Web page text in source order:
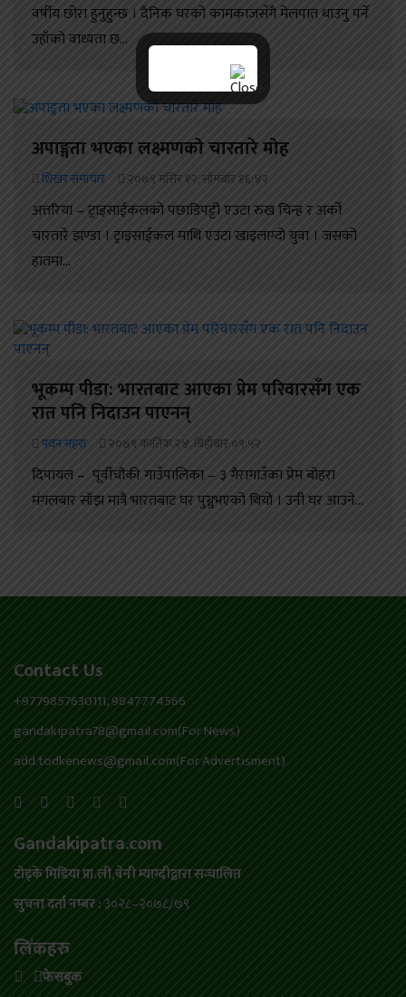
वर्षीय छोरा हुनुहुन्छ । दैनिक घरको कामकाजसँगै मेलपात धाउनु पर्ने
उहाँको वाध्यता छ...
अपाङ्गता भएका लक्ष्मणको चारतारे मोह
शिखर समाचार २०७९ मंसिर १२, सोमबार १६:४२
अत्तरिया – ट्राइसाईकलको पछाडिपट्टी एउटा रुख चिन्ह र अर्को
चारतारे झण्डा । ट्राइसाईकल माथि एउटा खाइलाग्दो युवा । जसको
हातमा...
भूकम्प पीडा: भारतबाट आएका प्रेम परिवारसँग एक
रात पनि निदाउन पाएनन्
पवन महरा २०७९ कार्तिक २४, बिहीबार ०९:५२
दिपायल – पूर्वीचौकी गाउँपालिका – ३ गैरागाउँका प्रेम बोहरा
मंगलबार साँझ मात्रै भारतबाट घर पुग्नुभएको थियो । उनी घर आउने...
Contact Us
+9779857630111, 9847774566
gandakipatra78@gmail.com(For News)
add.todkenews@gmail.com(For Advertisment)
Gandakipatra.com
टोड्के मिडिया प्रा.ली,बेनी म्याग्दीद्वारा सन्चालित
सुचना दर्ता नम्बर : ३०२८–२०७८/७९
लिंकहरु
फेसबुक